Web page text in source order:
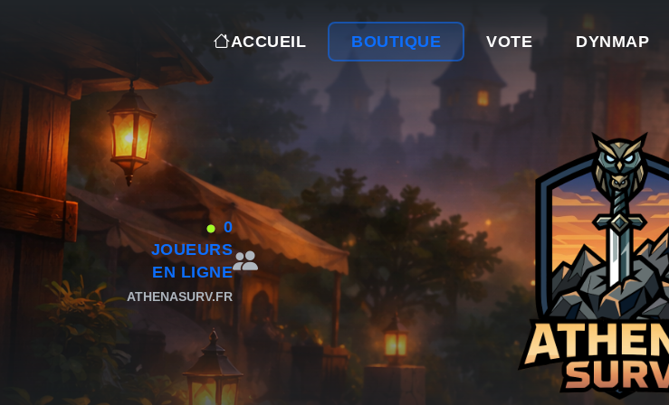
0
JOUEURS
EN LIGNE
ATHENASURV.FR
ACCUEIL BOUTIQUE VOTE DYNMAP